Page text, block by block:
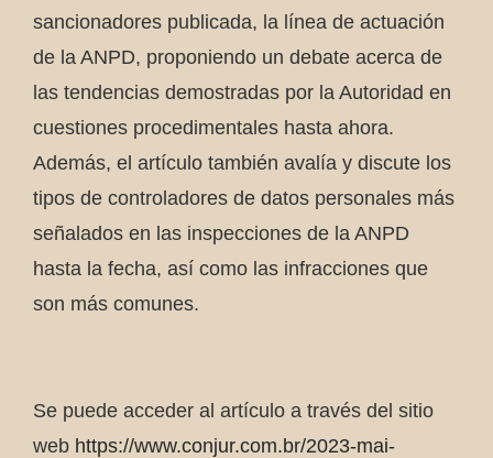
sancionadores publicada, la línea de actuación
de la ANPD, proponiendo un debate acerca de
las tendencias demostradas por la Autoridad en
cuestiones procedimentales hasta ahora.
Además, el artículo también avalía y discute los
tipos de controladores de datos personales más
señalados en las inspecciones de la ANPD
hasta la fecha, así como las infracciones que
son más comunes.
Se puede acceder al artículo a través del sitio
web https://www.conjur.com.br/2023-mai-